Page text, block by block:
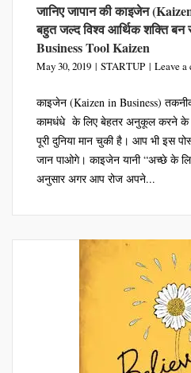
जानिए जापान की काइजेन
बहुत जल्द विश्व आर्थिक शक्ति
Business Tool Kaizen
May 30, 2019 STARTUP Leave a
काइजेन (Kaizen in Business) तकनीक
कामधंधे के लिए बेहतर अनुकूल करने के
पूरी दुनिया मान चुकी है। आप भी इस
जान पाओगे। काइजेन यानी “अच्छे के
अनुसार अगर आप रोज अपने...